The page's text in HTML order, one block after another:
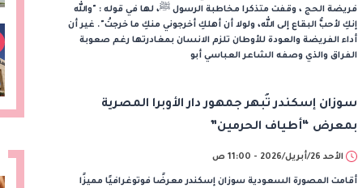
فريضة الحج ، وقفت متذكرا مخاطبة الرسول ﷺ، لها في قوله : "والله
إنكِ لأحبُّ البقاع إلى الله، ولولا أن أهلكِ أخرجوني منكِ ما خرجتُ". غير أن
أداء الفريضة والعودة للأوطان تلزم الانسان بمغادرتها رغم صعوبة
الفراق والذي وصفه الشاعر العباسي أبو
سوزان إسكندر تُبهر جمهور دار الأوبرا المصرية
بمعرض “أطياف الحرمين”
الأحد 26/أبريل/2026 - 11:00 ص
أقامت المصورة السعودية سوزان إسكندر معرضًا فوتوغرافيًا مميزًا